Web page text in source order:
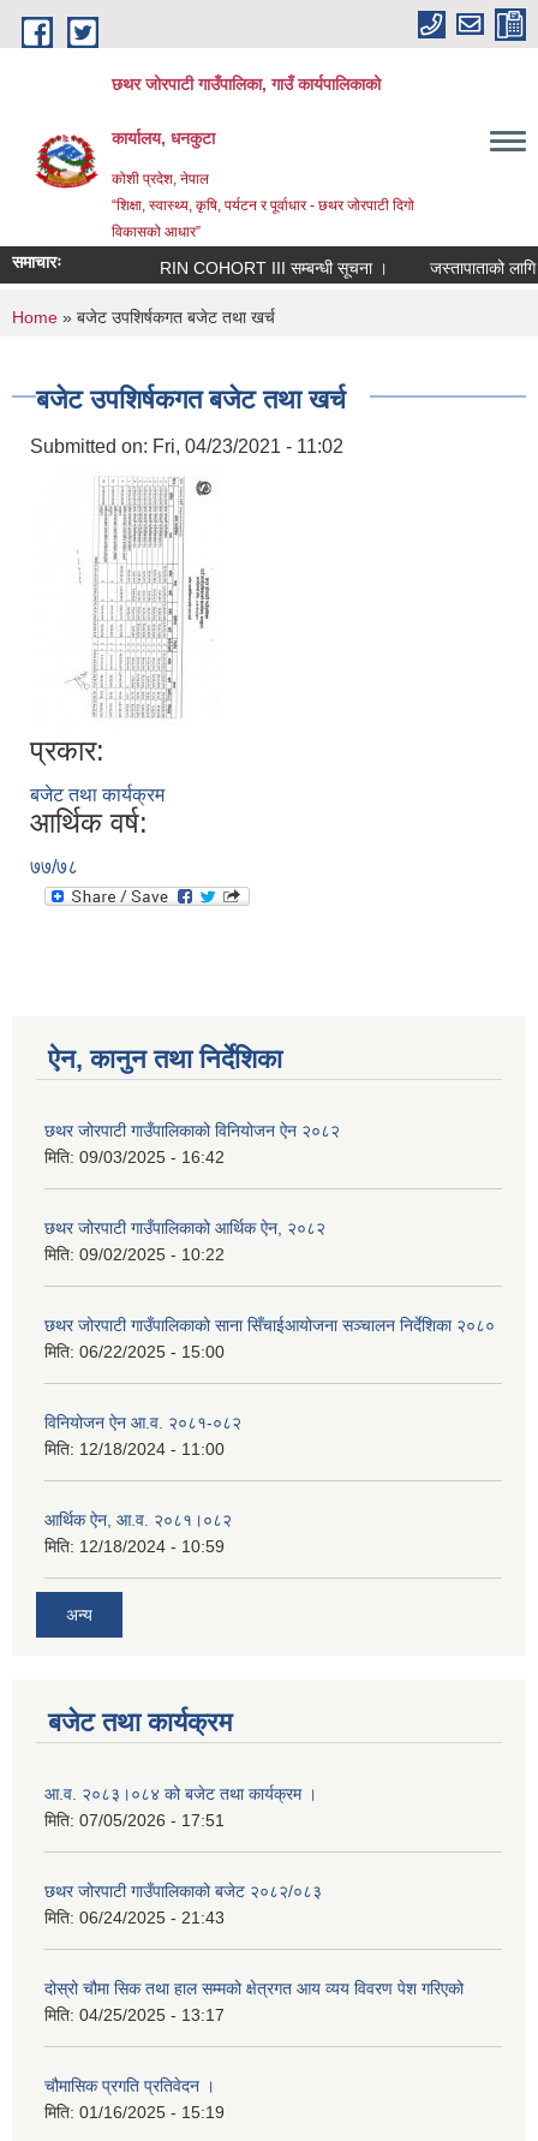
Skip to main content
छथर जोरपाटी गाउँपालिका, गाउँ कार्यपालिकाको
कार्यालय, धनकुटा
कोशी प्रदेश, नेपाल
“शिक्षा, स्वास्थ्य, कृषि, पर्यटन र पूर्वाधार - छथर जोरपाटी दिगो
विकासको आधार”
समाचारः RIN COHORT III सम्बन्धी सूचना । जस्तापाताको लागि
You are here
Home » बजेट उपशिर्षकगत बजेट तथा खर्च
बजेट उपशिर्षकगत बजेट तथा खर्च
Submitted on: Fri, 04/23/2021 - 11:02
प्रकार:
बजेट तथा कार्यक्रम
आर्थिक वर्ष:
७७/७८
ऐन, कानुन तथा निर्देशिका
छथर जोरपाटी गाउँपालिकाको विनियोजन ऐन २०८२
मिति: 09/03/2025 - 16:42
छथर जोरपाटी गाउँपालिकाको आर्थिक ऐन, २०८२
मिति: 09/02/2025 - 10:22
छथर जोरपाटी गाउँपालिकाको साना सिँचाईआयोजना सञ्चालन निर्देशिका २०८०
मिति: 06/22/2025 - 15:00
विनियोजन ऐन आ.व. २०८१-०८२
मिति: 12/18/2024 - 11:00
आर्थिक ऐन, आ.व. २०८१।०८२
मिति: 12/18/2024 - 10:59
अन्य
बजेट तथा कार्यक्रम
आ.व. २०८३।०८४ को बजेट तथा कार्यक्रम ।
मिति: 07/05/2026 - 17:51
छथर जोरपाटी गाउँपालिकाको बजेट २०८२/०८३
मिति: 06/24/2025 - 21:43
दोस्रो चौमा सिक तथा हाल सम्मको क्षेत्रगत आय व्यय विवरण पेश गरिएको
मिति: 04/25/2025 - 13:17
चौमासिक प्रगति प्रतिवेदन ।
मिति: 01/16/2025 - 15:19